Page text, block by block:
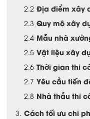
Địa điểm xây
Quy mô xây
Mẫu nhà
Vật liệu xây
Thời gian thi
Yêu cầu tiến
Nhà thầu thi
Cách tối ưu chi